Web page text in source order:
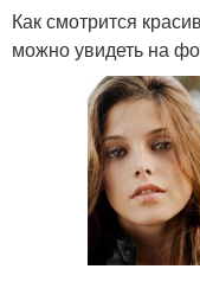
Как смотрится
можно увидеть на